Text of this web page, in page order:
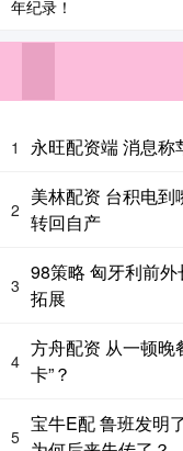
1 永旺配资端 消息
2
美林配资 台积电
转回自产
3
98策略 匈牙利前
拓展
4
方舟配资 从一顿晚
卡”？
5
宝牛E配 鲁班发明